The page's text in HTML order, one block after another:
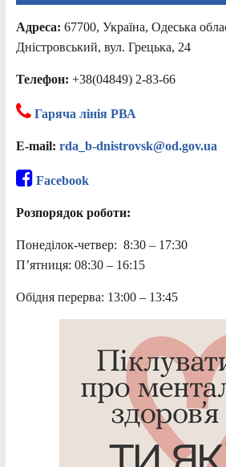
Адреса: 67700, Україна, Одеська
Дністровський, вул. Грецька, 24
Телефон: +38(04849) 2-83-66
Гаряча лінія РВА
E-mail: rda_b-dnistrovsk@od.gov.ua
Facebook
Розпорядок роботи:
Понеділок-четвер: 8:30 – 17:30
П’ятниця: 08:30 – 16:15
Обідня перерва: 13:00 – 13:45